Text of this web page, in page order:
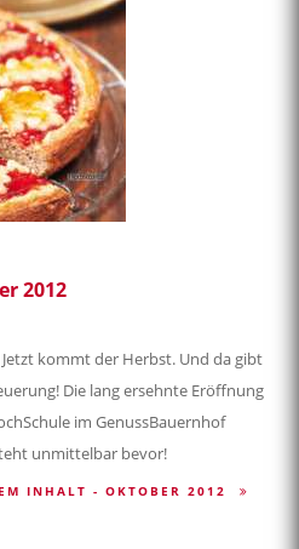
2012
Jetzt kommt der Herbst. Und da gibt
Die lang ersehnte Eröffnung
im GenussBauernhof
unmittelbar bevor!
INHALT - OKTOBER 2012